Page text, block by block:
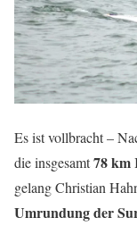
Es ist vollbracht –
die insgesamt78 km
gelang Christian
Umrundung der